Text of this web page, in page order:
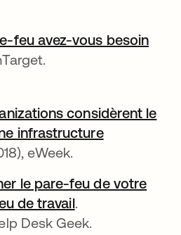
feu avez-vous besoin
considèrent le
infrastructure
eWeek.
le pare-feu de votre
de travail.
Desk Geek.